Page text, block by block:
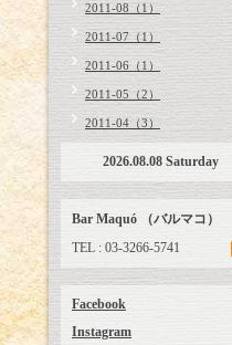
2011-08（1）
2011-07（1）
2011-06（1）
2011-05（2）
2011-04（3）
2026.08.08 Saturday
Bar Maquó （バルマコ）
TEL : 03-3266-5741
Facebook
Instagram